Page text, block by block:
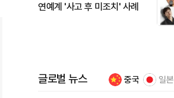
연예계 '사고 후 미조치' 사례
글로벌 뉴스 중국 일본